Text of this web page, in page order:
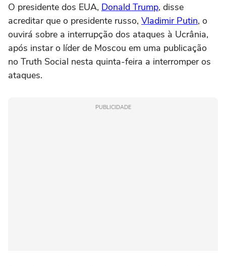
O presidente dos EUA, Donald Trump, disse
acreditar que o presidente russo, Vladimir Putin, o
ouvirá sobre a interrupção dos ataques à Ucrânia,
após instar o líder de Moscou em uma publicação
no Truth Social nesta quinta-feira a interromper os
ataques.
PUBLICIDADE